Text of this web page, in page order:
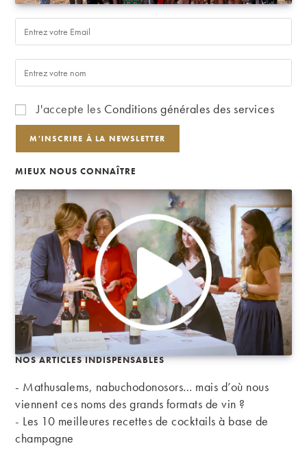
J'accepte les Conditions générales des services
MIEUX NOUS CONNAÎTRE
NOS ARTICLES INDISPENSABLES
- Mathusalems, nabuchodonosors… mais d’où nous
viennent ces noms des grands formats de vin ?
- Les 10 meilleures recettes de cocktails à base de
champagne